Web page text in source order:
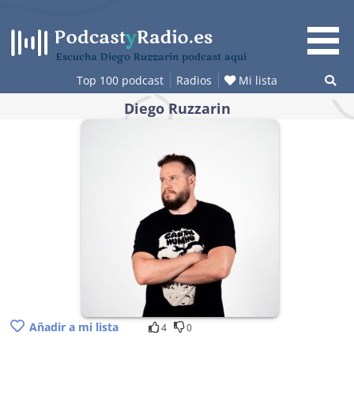
contenido
Escucha Diego Ruzzarin podcast aquí
Top 100 podcast Radios Mi lista
Diego Ruzzarin
Añadir a mi lista 4 0